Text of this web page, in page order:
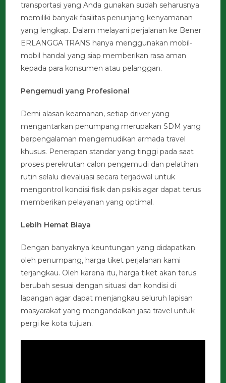
transportasi yang Anda gunakan sudah seharusnya
memiliki banyak fasilitas penunjang kenyamanan
yang lengkap. Dalam melayani perjalanan ke Bener
ERLANGGA TRANS hanya menggunakan mobil-
mobil handal yang siap memberikan rasa aman
kepada para konsumen atau pelanggan.
Pengemudi yang Profesional
Demi alasan keamanan, setiap driver yang
mengantarkan penumpang merupakan SDM yang
berpengalaman mengemudikan armada travel
khusus. Penerapan standar yang tinggi pada saat
proses perekrutan calon pengemudi dan pelatihan
rutin selalu dievaluasi secara terjadwal untuk
mengontrol kondisi fisik dan psikis agar dapat terus
memberikan pelayanan yang optimal.
Lebih Hemat Biaya
Dengan banyaknya keuntungan yang didapatkan
oleh penumpang, harga tiket perjalanan kami
terjangkau. Oleh karena itu, harga tiket akan terus
berubah sesuai dengan situasi dan kondisi di
lapangan agar dapat menjangkau seluruh lapisan
masyarakat yang mengandalkan jasa travel untuk
pergi ke kota tujuan.